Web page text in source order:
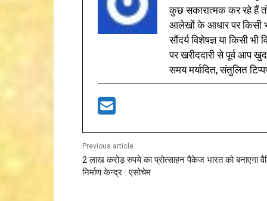
कुछ सकारात्मक कर रहे हैं
आलेखों के आधार पर किसी
सौंदर्य विशेषज्ञ या किसी
पर खरीददारी से पूर्व आप
समय मर्यादित, संतुलित
Previous article
2 लाख करोड़ रुपये का प्रोत्साहन पैकेज भारत को बनाएगा
निर्माण केन्द्र : एसोचेम